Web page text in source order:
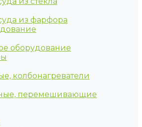
из фарфора
оборудование
колбонагреватели
перемешивающие